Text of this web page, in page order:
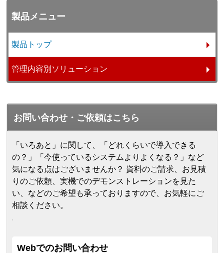
製品メニュー
製品トップ
管理内容別ソリューション
お問い合わせ・ご依頼はこちら
「いろあと」に関して、「どれくらいで導入できる
の？」「今使っているシステムよりよくなる？」など
気になる点はございませんか？ 資料のご請求、お見積
りのご依頼、実機でのデモンストレーションを見た
い、などのご希望も承っておりますので、お気軽にご
相談ください。
Webでのお問い合わせ